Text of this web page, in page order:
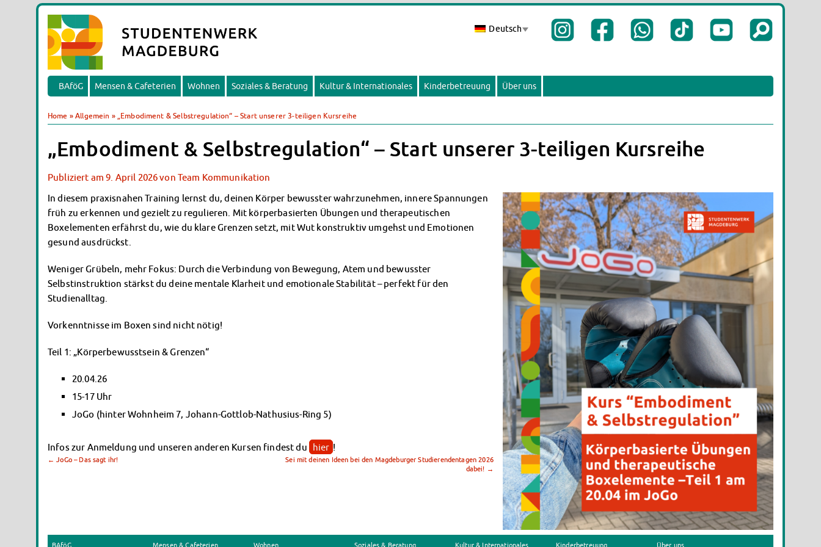
Deutsch
BAföG Mensen & Cafeterien Wohnen Soziales & Beratung Kultur & Internationales Kinderbetreuung Über uns
Home »Allgemein » „Embodiment & Selbstregulation“ – Start unserer 3-teiligen Kursreihe
„Embodiment & Selbstregulation“ – Start unserer 3-teiligen Kursreihe
Publiziert am 9. April 2026von Team Kommunikation
In diesem praxisnahen Training lernst du, deinen Körper bewusster wahrzunehmen, innere Spannungen
früh zu erkennen und gezielt zu regulieren. Mit körperbasierten Übungen und therapeutischen
Boxelementen erfährst du, wie du klare Grenzen setzt, mit Wut konstruktiv umgehst und Emotionen
gesund ausdrückst.
Weniger Grübeln, mehr Fokus: Durch die Verbindung von Bewegung, Atem und bewusster
Selbstinstruktion stärkst du deine mentale Klarheit und emotionale Stabilität – perfekt für den
Studienalltag.
Vorkenntnisse im Boxen sind nicht nötig!
Teil 1: „Körperbewusstsein & Grenzen“
20.04.26
15-17 Uhr
JoGo (hinter Wohnheim 7, Johann-Gottlob-Nathusius-Ring 5)
Infos zur Anmeldung und unseren anderen Kursen findest du hier !
← JoGo – Das sagt ihr!
Sei mit deinen Ideen bei den Magdeburger Studierendentagen 2026
dabei! →
BAföG Mensen & Cafeterien Wohnen Soziales & Beratung Kultur & Internationales Kinderbetreuung Über uns